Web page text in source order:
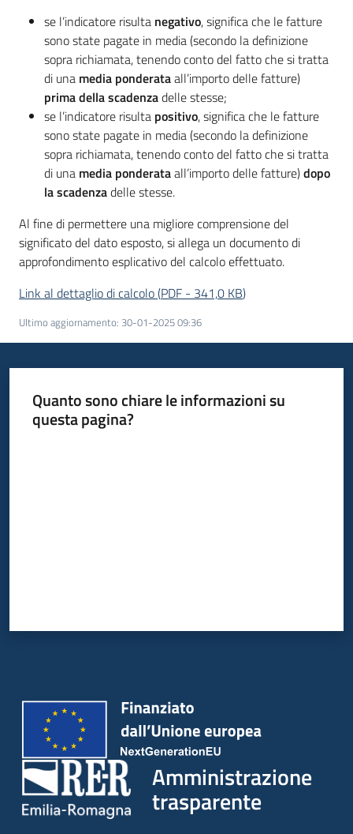
se l’indicatore risulta negativo, significa che le fatture
sono state pagate in media (secondo la definizione
sopra richiamata, tenendo conto del fatto che si tratta
di una media ponderataall’importo delle fatture)
prima della scadenzadelle stesse;
se l’indicatore risulta positivo, significa che le fatture
sono state pagate in media (secondo la definizione
sopra richiamata, tenendo conto del fatto che si tratta
di una media ponderataall’importo delle fatture)dopo
la scadenzadelle stesse.
Al fine di permettere una migliore comprensione del
significato del dato esposto, si allega un documento di
approfondimento esplicativo del calcolo effettuato.
Link al dettaglio di calcolo(PDF - 341,0 KB)
Ultimo aggiornamento: 30-01-2025 09:36
Quanto sono chiare le informazioni su
questa pagina?
Amministrazione
trasparente